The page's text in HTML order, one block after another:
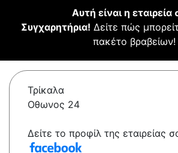
Αυτή είναι η εταιρεία
Συγχαρητήρια! Δείτε πώς
πακέτο βραβείων!
Τρίκαλα
Οθωνος 24
Δείτε το προφίλ της εταιρείας